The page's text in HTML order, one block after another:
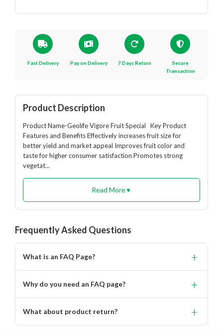
Fast Delivery Pay on Delivery 7 Days Return
Secure
Transaction
Product Description
Product Name-Geolife Vigore Fruit Special Key Product
Features and Benefits Effectively increases fruit size for
better yield and market appeal Improves fruit color and
taste for higher consumer satisfaction Promotes strong
vegetat...
Read More▼
Frequently Asked Questions
What is an FAQ Page? +
Why do you need an FAQ page? +
What about product return? +